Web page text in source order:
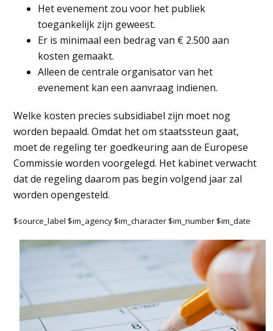
Het evenement zou voor het publiek
toegankelijk zijn geweest.
Er is minimaal een bedrag van € 2.500 aan
kosten gemaakt.
Alleen de centrale organisator van het
evenement kan een aanvraag indienen.
Welke kosten precies subsidiabel zijn moet nog
worden bepaald. Omdat het om staatssteun gaat,
moet de regeling ter goedkeuring aan de Europese
Commissie worden voorgelegd. Het kabinet verwacht
dat de regeling daarom pas begin volgend jaar zal
worden opengesteld.
$source_label $im_agency $im_character $im_number $im_date